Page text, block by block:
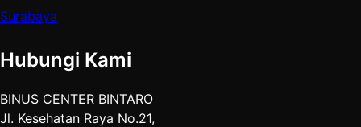
Surabaya
Hubungi Kami
BINUS CENTER BINTARO
Jl. Kesehatan Raya No.21,